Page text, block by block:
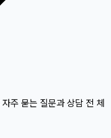
자주 묻는 질문과 상담 전 체